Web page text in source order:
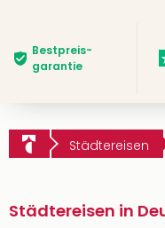
Bestpreis­
garantie
Städtereisen
Städtereisen in